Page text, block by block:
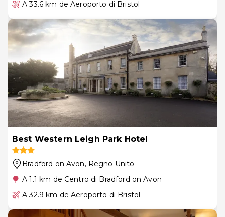
A 33.6 km de Aeroporto di Bristol
Best Western Leigh Park Hotel
Bradford on Avon, Regno Unito
A 1.1 km de Centro di Bradford on Avon
A 32.9 km de Aeroporto di Bristol